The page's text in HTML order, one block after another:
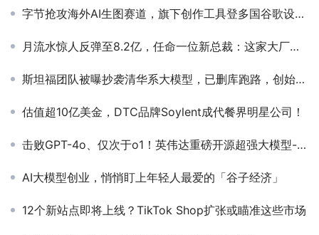
字节抢攻海外AI生图赛道，旗下创作工具登多国谷歌设计榜TOP1
月流水惊人反弹至8.2亿，任命一位新总裁：这家大厂活了？
斯坦福团队被曝抄袭清华系大模型，已删库跑路，创始人回应：也算国际认可
估值超10亿美金，DTC品牌Soylent成代餐界明星公司！
击败GPT-4o、仅次于o1！英伟达重磅开源超强大模型--Nemotron
AI大模型创业，悄悄盯上年轻人最爱的「谷子经济」
12个新站点即将上线？TikTok Shop扩张或瞄准这些市场